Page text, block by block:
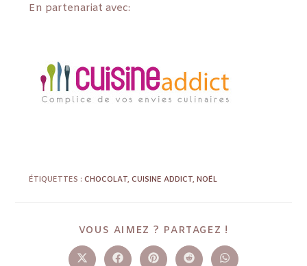
En partenariat avec:
ÉTIQUETTES :CHOCOLAT, CUISINE ADDICT, NOËL
VOUS AIMEZ ? PARTAGEZ !